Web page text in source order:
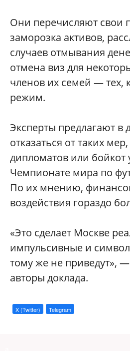
Они перечисляют свои
заморозка активов,
случаев отмывания
отмена виз для
членов их семей — тех,
режим.
Эксперты предлагают в
отказаться от таких
дипломатов или бойкот
Чемпионате мира по
По их мнению,
воздействия гораздо
«Это сделает Москве
импульсивные и
тому же не приведут»,
авторы доклада.
X (Twitter) Telegram